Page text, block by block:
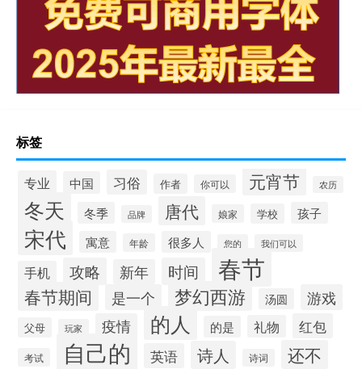
标签
专业 中国 习俗 作者 你可以 元宵节 农历
冬天 冬季 品牌 唐代 娘家 学校 孩子
宋代 寓意 年龄 很多人 您的 我们可以
手机 攻略 新年 时间 春节
春节期间 是一个 梦幻西游 汤圆 游戏
父母 玩家 疫情 的人 的是 礼物 红包
考试 自己的 英语 诗人 诗词 还不